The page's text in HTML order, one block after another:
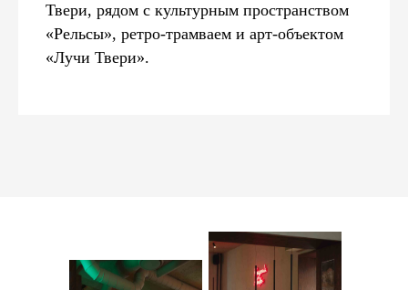
Твери, рядом с культурным пространством
«Рельсы», ретро-трамваем и арт-объектом
«Лучи Твери».